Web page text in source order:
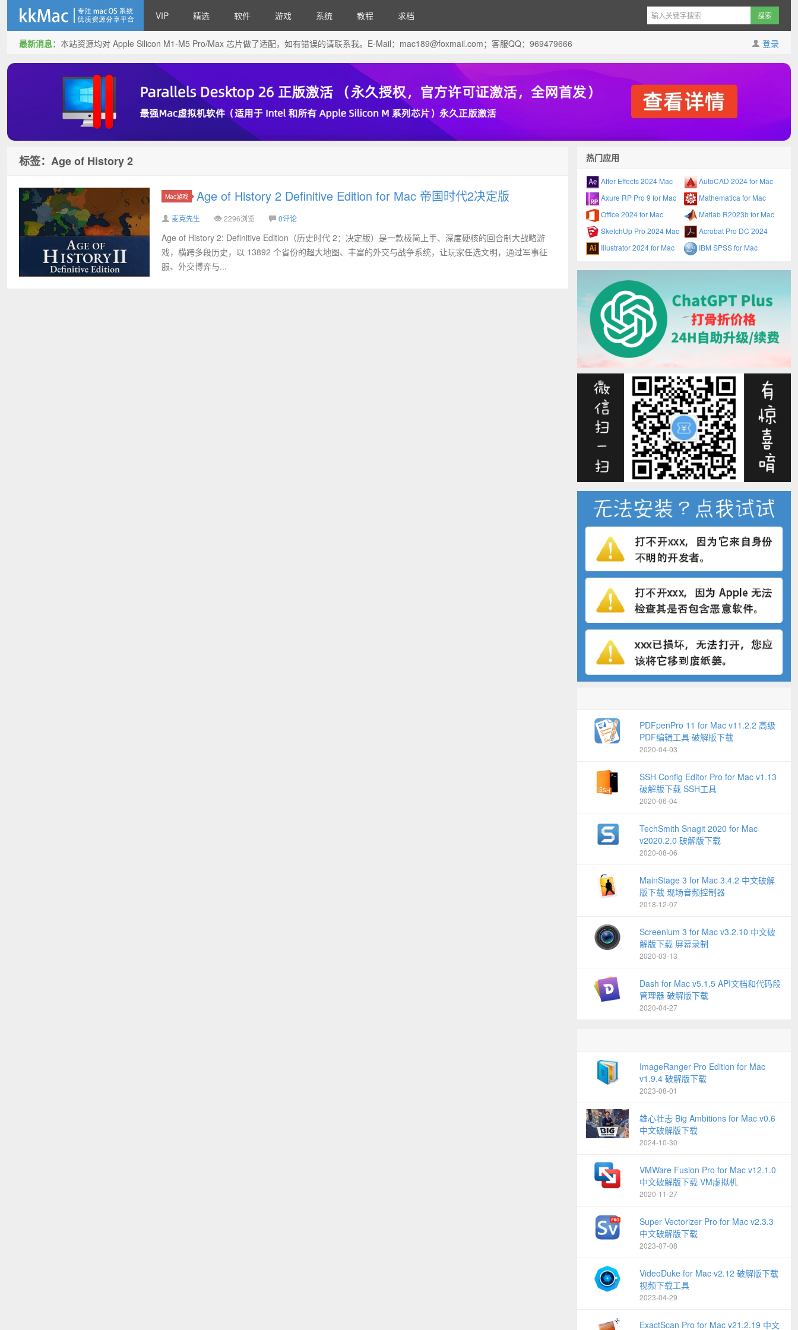
kkMac
VIP 精选 软件 游戏 系统 教程 求档
登录
最新消息： 本站资源均对 Apple Silicon M1-M5 Pro/Max 芯片做了适配，如有错误的请联系我。E-Mail： mac189@foxmail.com；客服QQ：969479666
标签：Age of History 2
Mac游戏 Age of History 2 Definitive Edition for Mac 帝国时代2决定版
麦克先生 2296浏览 0评论
Age of History 2: Definitive Edition（历史时代 2：决定版）是一款极简上手、深度硬核的回合制大战略游
戏，横跨多段历史，以 13892 个省份的超大地图、丰富的外交与战争系统，让玩家任选文明，通过军事征
服、外交博弈与...
热门应用
After Effects 2024 Mac
AutoCAD 2024 for Mac
Axure RP Pro 9 for Mac
Mathematica for Mac
Office 2024 for Mac
Matlab R2023b for Mac
SketchUp Pro 2024 Mac
Acrobat Pro DC 2024
Illustrator 2024 for Mac
IBM SPSS for Mac
PDFpenPro 11 for Mac v11.2.2 高级
PDF编辑工具 破解版下载
2020-04-03
SSH Config Editor Pro for Mac v1.13
破解版下载 SSH工具
2020-06-04
TechSmith Snagit 2020 for Mac
v2020.2.0 破解版下载
2020-08-06
MainStage 3 for Mac 3.4.2 中文破解
版下载 现场音频控制器
2018-12-07
Screenium 3 for Mac v3.2.10 中文破
解版下载 屏幕录制
2020-03-13
Dash for Mac v5.1.5 API文档和代码段
管理器 破解版下载
2020-04-27
ImageRanger Pro Edition for Mac
v1.9.4 破解版下载
2023-08-01
雄心壮志 Big Ambitions for Mac v0.6
中文破解版下载
2024-10-30
VMWare Fusion Pro for Mac v12.1.0
中文破解版下载 VM虚拟机
2020-11-27
Super Vectorizer Pro for Mac v2.3.3
中文破解版下载
2023-07-08
VideoDuke for Mac v2.12 破解版下载
视频下载工具
2023-04-29
ExactScan Pro for Mac v21.2.19 中文